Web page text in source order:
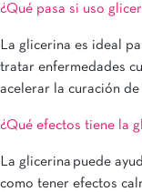
¿Qué pasa si uso
La glicerina es ideal
tratar enfermedades
acelerar la curación de
¿Qué efectos tiene la
La glicerina puede
como tener efectos